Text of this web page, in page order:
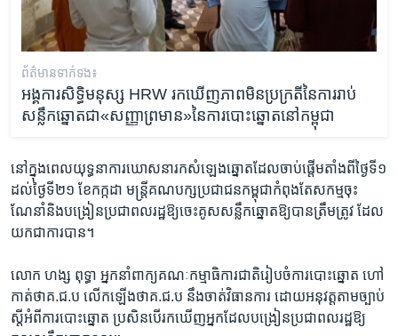
ព័ត៌មាន​ទាក់ទង៖
អង្គការ​សិទ្ធិ​មនុស្ស​ HRW ​រក​ឃើញ​ភាព​មិន​ប្រក្រតី​នៃ​ការ​រាប់​
សន្លឹក​ឆ្នោត​ជា​«សញ្ញា​ព្រមាន»​នៃ​ការ​បោះឆ្នោត​នៅ​កម្ពុជា​
នៅ​ក្នុង​ពេល​យុទ្ធនាការ​ឃោសនា​រក​សំឡេង​ឆ្នោត​ដែល​ចាប់​ផ្តើម​តាំង​ពី​ថ្ងៃ​ទី​១
ដល់​ថ្ងៃ​ទី​២១ ខែកក្កដា មន្រ្តី​គណបក្ស​ប្រជា​ជន​កម្ពុជា​កំពុង​តែ​សកម្ម​ចុះ​
ណែនាំ​និង​បង្រៀន​ប្រជា​ពលរដ្ឋ​ឱ្យ​ចេះ​គូស​សន្លឹក​ឆ្នោត​ឱ្យ​បាន​ត្រឹម​ត្រូវ ដែល​
យក​ជា​ការ​បាន។
លោក ហង្ស ពុទ្ធា អ្នក​នាំពាក្យ​គណៈកម្មាធិការ​ជាតិ​រៀប​ចំការ​បោះ​ឆ្នោត ហៅ​
កាត់​ថា​គ.ជ.ប លើក​ឡើង​ថា​គ.ជ.ប នឹង​ចាត់​វិធាន​ការ ដោយ​អនុវត្ត​តាម​ច្បាប់
ស្តី​អំពី​ការ​បោះ​ឆ្នោត ប្រសិន​បើ​រក​ឃើញ​អ្នក​ដែល​បង្រៀន​ប្រជាពលរដ្ឋ​ឱ្យ​